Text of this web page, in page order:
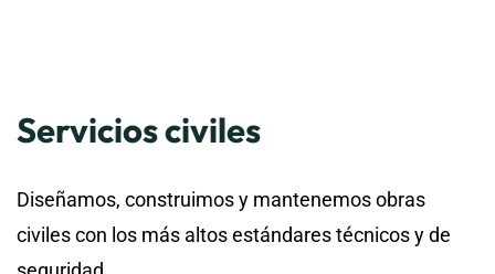
Servicios civiles
Diseñamos, construimos y mantenemos obras
civiles con los más altos estándares técnicos y de